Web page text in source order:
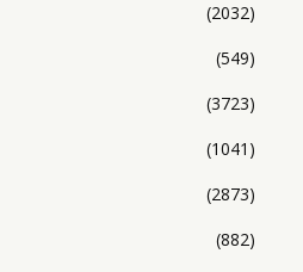
(2032)
(549)
(3723)
(1041)
(2873)
(882)